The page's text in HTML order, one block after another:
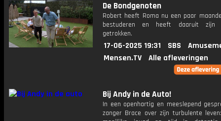
De Bondgenoten
Robert heeft Roma nu een paar
bestuderen en heeft daaruit zijn
getrokken.
17-06-2025 19:31 SBS
Mensen.TV
Alle afleveringen
Bij Andy in de Auto!
In een openhartig en meeslepend
zanger Brace over zijn turbulente